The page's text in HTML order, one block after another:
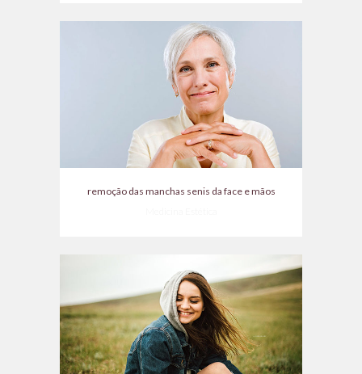
remoção das manchas senis da face e mãos